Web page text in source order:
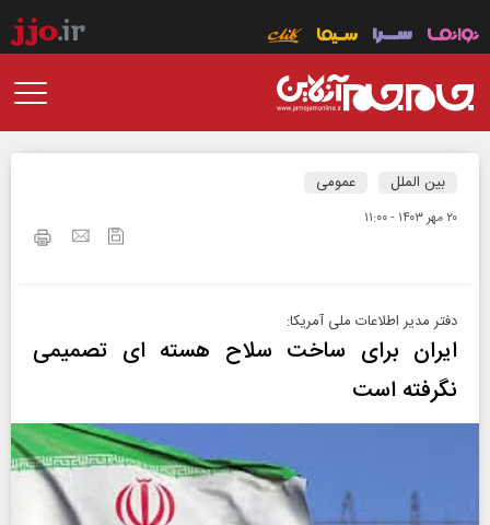
بین الملل عمومی
۲۰ مهر ۱۴۰۳ - ۱۱:۰۰
دفتر مدیر اطلاعات ملی آمریکا:
ایران برای ساخت سلاح هسته‌ ای تصمیمی
نگرفته است